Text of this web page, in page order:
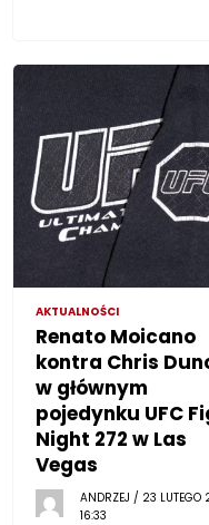
AKTUALNOŚCI
Renato Moicano
kontra Chris
w głównym
pojedynku UFC
Night 272 w Las
Vegas
ANDRZEJ / 23 LUTEGO
16:33